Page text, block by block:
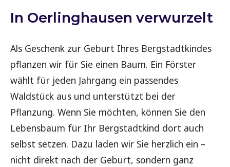
In Oerlinghausen verwurzelt
Als Geschenk zur Geburt Ihres Bergstadtkindes
pflanzen wir für Sie einen Baum. Ein Förster
wählt für jeden Jahrgang ein passendes
Waldstück aus und unterstützt bei der
Pflanzung. Wenn Sie möchten, können Sie den
Lebensbaum für Ihr Bergstadtkind dort auch
selbst setzen. Dazu laden wir Sie herzlich ein –
nicht direkt nach der Geburt, sondern ganz